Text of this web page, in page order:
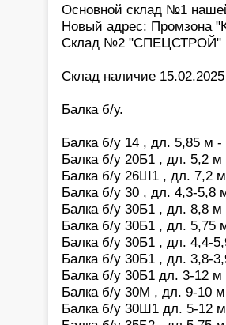
Основной склад №1
Новый адрес: Промзона
Склад №2 "СПЕЦСТРОЙ"
Склад наличие 15.02.2025
Балка б/у.
Балка б/у 14 , дл. 5,85 м -
Балка б/у 20Б1 , дл. 5,2
Балка б/у 26Ш1 , дл. 7,2
Балка б/у 30 , дл. 4,3-5,8
Балка б/у 30Б1 , дл. 8,8
Балка б/у 30Б1 , дл. 5,75
Балка б/у 30Б1 , дл. 4,4-
Балка б/у 30Б1 , дл. 3,8-
Балка б/у 30Б1 дл. 3-12
Балка б/у 30М , дл. 9-10
Балка б/у 30Ш1 дл. 5-12